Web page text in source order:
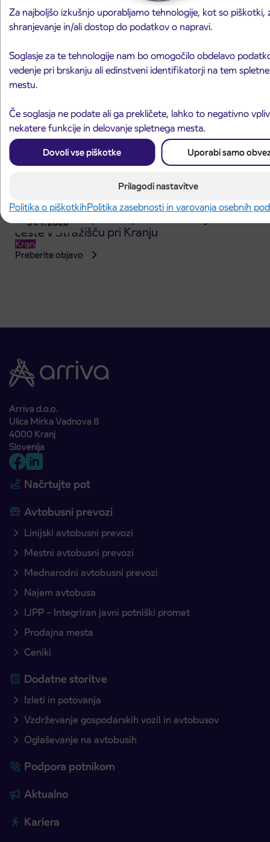
Za najboljšo izkušnjo uporabljamo tehnologije, kot so piškotki,
shranjevanje in/ali dostop do podatkov o napravi.
Soglasje za te tehnologije nam bo omogočilo obdelavo
vedenje pri brskanju ali edinstveni identifikatorji na tem
mestu.
Če soglasja ne podate ali ga prekličete, lahko to negativno
nekatere funkcije in delovanje spletnega mesta.
Dovoli vse piškotke Uporabi samo
Prilagodi nastavitve
Politika o piškotkihPolitika zasebnosti in varovanja osebnih
ČEŠNJEVEK – TRATA
Kranj
Preberite objavo
31. 7. 2026
ceste v Stražišču pri Kranju
Kranj
Preberite objavo
Arriva d.o.o.
Ulica Mirka Vadnova 8
4000 Kranj
Slovenija
Načrtujte pot
Avtobusni prevozi
Linijski avtobusni prevozi
Mestni avtobusni prevozi
Mednarodni avtobusni prevozi
Najem avtobusa
IJPP – Integriran javni potniški promet
Prodajna mesta
Ceniki
Dodatne storitve
Izleti in potovanja
Vzdrževanje gospodarskih vozil in avtobusov
Oglaševanje na avtobusih
Podpora potnikom
Aktualno
Kariera